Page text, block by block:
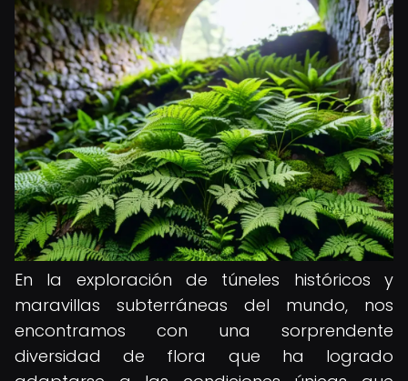
En la exploración de túneles históricos y
maravillas subterráneas del mundo, nos
encontramos con una sorprendente
diversidad de flora que ha logrado